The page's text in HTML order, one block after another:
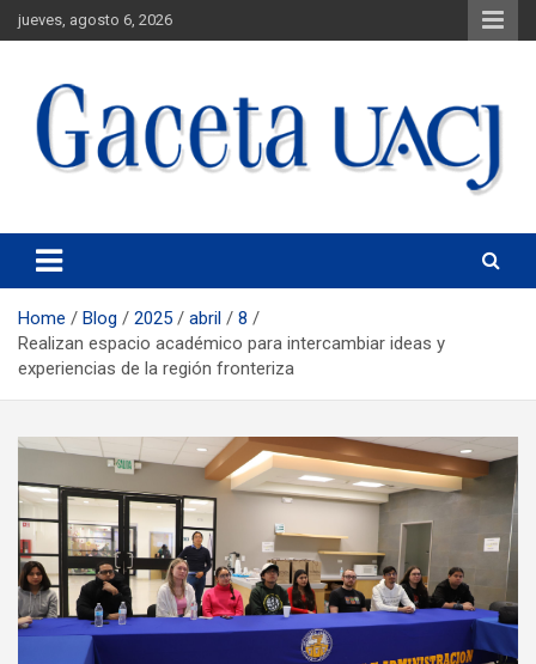
jueves, agosto 6, 2026
Gaceta UACJ
Home Blog 2025 abril
8
Realizan espacio académico para intercambiar ideas y
experiencias de la región fronteriza